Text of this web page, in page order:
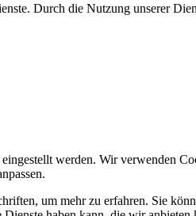
Durch die Nutzung unserer
werden. Wir verwenden
um mehr zu erfahren. Sie